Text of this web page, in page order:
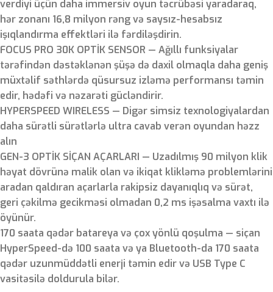
verdiyi üçün daha immersiv oyun təcrübəsi yaradaraq,
hər zonanı 16,8 milyon rəng və saysız-hesabsız
işıqlandırma effektləri ilə fərdiləşdirin.
FOCUS PRO 30K OPTİK SENSOR — Ağıllı funksiyalar
tərəfindən dəstəklənən şüşə də daxil olmaqla daha geniş
müxtəlif səthlərdə qüsursuz izləmə performansı təmin
edir, hədəfi və nəzarəti gücləndirir.
HYPERSPEED WIRELESS — Digər simsiz texnologiyalardan
daha sürətli sürətlərlə ultra cavab verən oyundan həzz
alın
GEN-3 OPTİK SİÇAN AÇARLARI — Uzadılmış 90 milyon klik
həyat dövrünə malik olan və ikiqat klikləmə problemlərini
aradan qaldıran açarlarla rakipsiz dayanıqlıq və sürət,
geri çəkilmə gecikməsi olmadan 0,2 ms işəsalma vaxtı ilə
öyünür.
170 saata qədər batareya və çox yönlü qoşulma — siçan
HyperSpeed-də 100 saata və ya Bluetooth-da 170 saata
qədər uzunmüddətli enerji təmin edir və USB Type C
vasitəsilə doldurula bilər.